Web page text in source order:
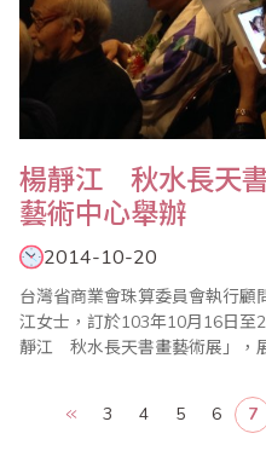
楊靜江 秋水長天
藝術中心舉辦
2014-10-20
台灣省商業會珠算委員會執行
江女士，訂於103年10月16日至
靜江 秋水長天書畫藝術展」，展
次隨省商會上台表演推廣樂齡珠
佩服！
3 4 5 6 7